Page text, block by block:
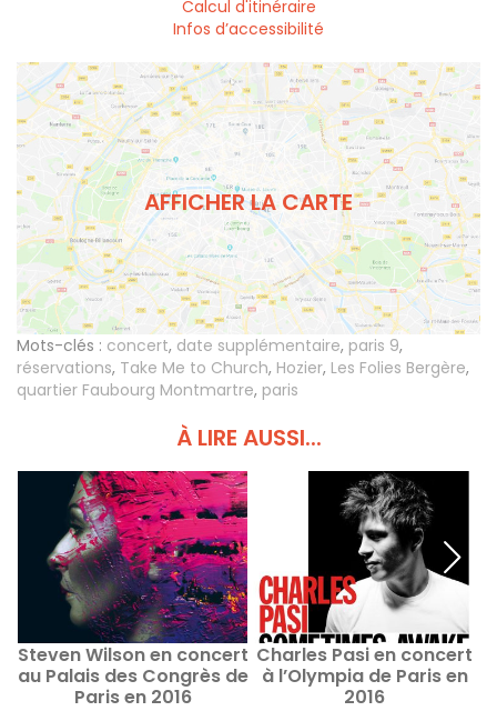
Calcul d'itinéraire
Infos d’accessibilité
AFFICHER LA CARTE
Mots-clés : concert, date supplémentaire, paris 9,
réservations, Take Me to Church, Hozier, Les Folies Bergère,
quartier Faubourg Montmartre, paris
À LIRE AUSSI...
Steven Wilson en concert
au Palais des Congrès de
Paris en 2016
Charles Pasi en concert
à l’Olympia de Paris en
2016